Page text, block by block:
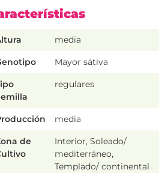
media
Mayor sátiva
regulares
media
de
Interior, Soleado/
mediterráneo,
Templado/ continental